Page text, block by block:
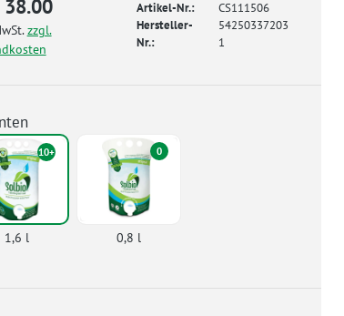
38.00
zzgl.
Artikel-Nr.:
CS111506
Hersteller-
Nr.:
54250337203
1
10+
1,6 l
0
0,8 l